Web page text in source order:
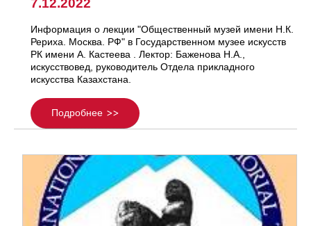
7.12.2022
Информация о лекции "Общественный музей имени Н.К.
Рериха. Москва. РФ" в Государственном музее искусств
РК имени А. Кастеева . Лектор: Баженова Н.А.,
искусствовед, руководитель Отдела прикладного
искусства Казахстана.
Подробнее